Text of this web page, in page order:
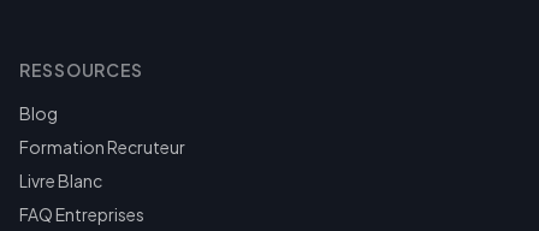
RESSOURCES
Blog
Formation Recruteur
Livre Blanc
FAQ Entreprises